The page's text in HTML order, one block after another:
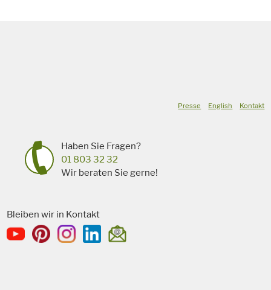
Presse English Kontakt
Haben Sie Fragen?
01 803 32 32
Wir beraten Sie gerne!
Bleiben wir in Kontakt